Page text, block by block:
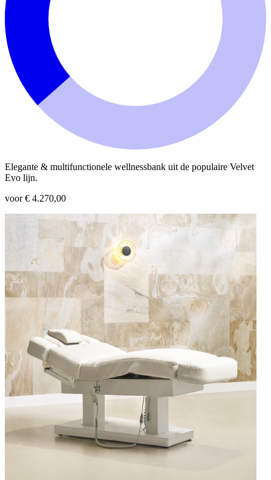
Elegante & multifunctionele wellnessbank uit de populaire Velvet
Evo lijn.
voor € 4.270,00